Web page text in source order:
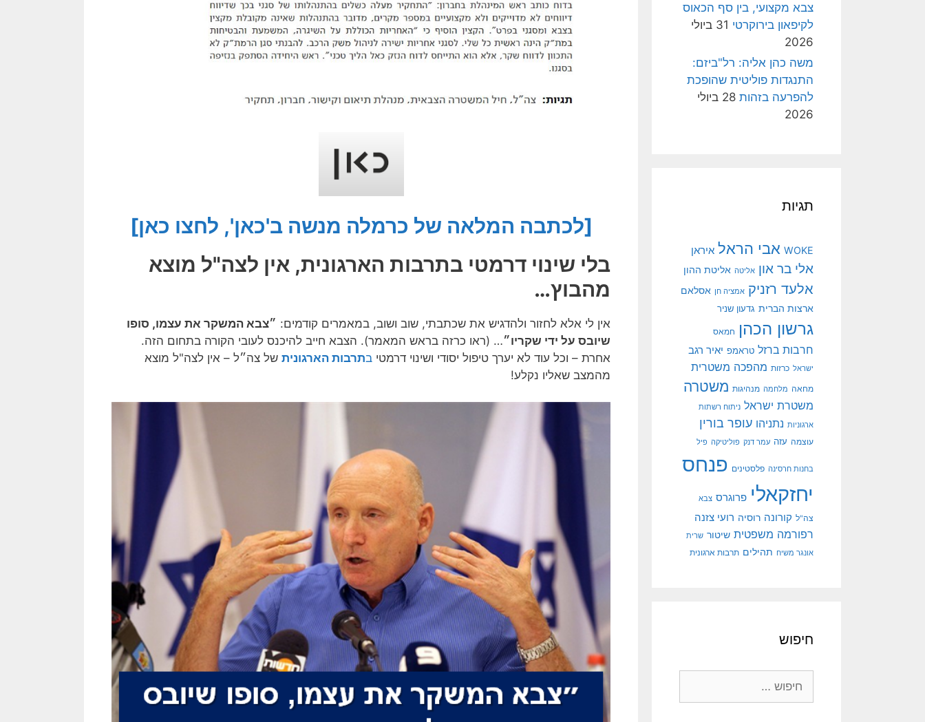
[לכתבה המלאה של כרמלה מנשה ב'כאן', לחצו כאן]
בלי שינוי דרמטי בתרבות הארגונית, אין לצה"ל מוצא
מהבוץ…
אין לי אלא לחזור ולהדגיש את שכתבתי, שוב ושוב, במאמרים קודמים: ״צבא המשקר את עצמו, סופו
שיובס על ידי שקריו״… (ראו כרזה בראש המאמר). הצבא חייב להיכנס לעובי הקורה בתחום הזה.
אחרת – וכל עוד לא יערך טיפול יסודי ושינוי דרמטי בתרבות הארגונית של צה״ל – אין לצה"ל מוצא
מהמצב שאליו נקלע!
צבא מקצועי, בין סף הכאוס
לקיפאון בירוקרטי
31 ביולי
2026
משה כהן אליה: רל"ביזם:
התנגדות פוליטית שהופכת
להפרעה בזהות
28 ביולי
2026
תגיות
WOKE אבי הראל איראן
אלי בר און אליטה אליטת ההון
אלעד רזניק אמציה חן אסלאם
ארצות הברית גדעון שניר
גרשון הכהן חמאס
חרבות ברזל טראמפ יאיר רגב
ישראל כרזות מהפכה משטרית
מחאה מלחמה מנהיגות משטרה
משטרת ישראל ניתוח רשתות
ארגוניות נתניהו עופר בורין
עוצמה עזה עמר דנק פוליטיקה פיל
בחנות חרסינה פלסטינים פנחס
יחזקאלי פרוגרס צבא
צה"ל קורונה רוסיה רועי צזנה
רפורמה משפטית שיטור שרית
אונגר משיח תהילים תרבות ארגונית
חיפוש